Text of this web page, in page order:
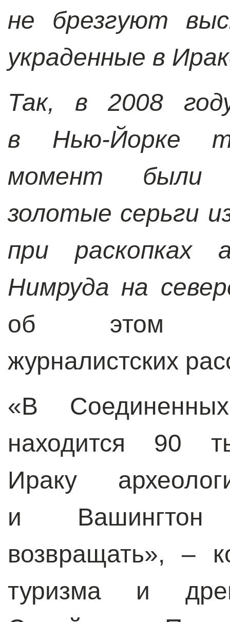
не брезгуют
украденные в
Так, в 2008
в Нью-Йорке
момент были
золотые серьги
при раскопках
Нимруда на
об этом
журналистских
«В
находится 90
Ираку
и Вашингтон
возвращать», –
туризма и